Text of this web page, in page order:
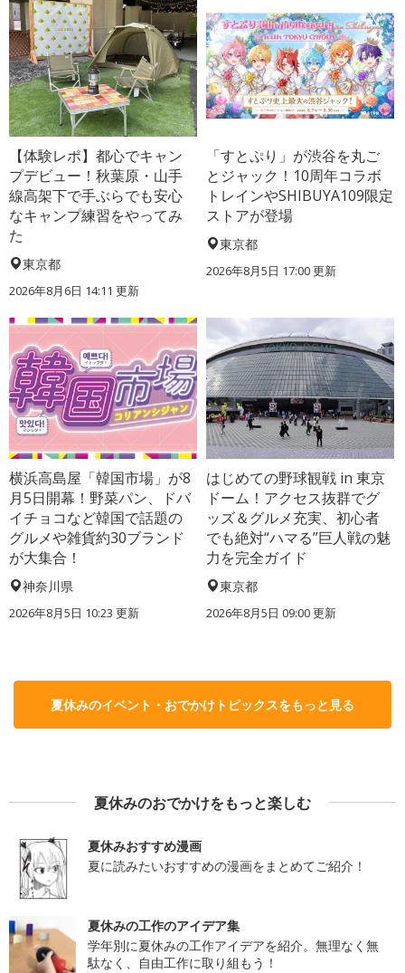
【体験レポ】都心でキャン
プデビュー！秋葉原・山手
線高架下で手ぶらでも安心
なキャンプ練習をやってみ
た
東京都
2026年8月6日 14:11 更新
「すとぷり」が渋谷を丸ご
とジャック！10周年コラボ
トレインやSHIBUYA109限定
ストアが登場
東京都
2026年8月5日 17:00更新
横浜高島屋「韓国市場」が8
月5日開幕！野菜パン、ドバ
イチョコなど韓国で話題の
グルメや雑貨約30ブランド
が大集合！
神奈川県
2026年8月5日 10:23 更新
はじめての野球観戦 in 東京
ドーム！アクセス抜群でグ
ッズ＆グルメ充実、初心者
でも絶対“ハマる”巨人戦の魅
力を完全ガイド
東京都
2026年8月5日 09:00更新
夏休みのイベント・おでかけトピックスをもっと見る
夏休みのおでかけをもっと楽しむ
夏休みおすすめ漫画
夏に読みたいおすすめの漫画をまとめてご紹介！
夏休みの工作のアイデア集
学年別に夏休みの工作アイデアを紹介。無理なく無
駄なく、自由工作に取り組もう！